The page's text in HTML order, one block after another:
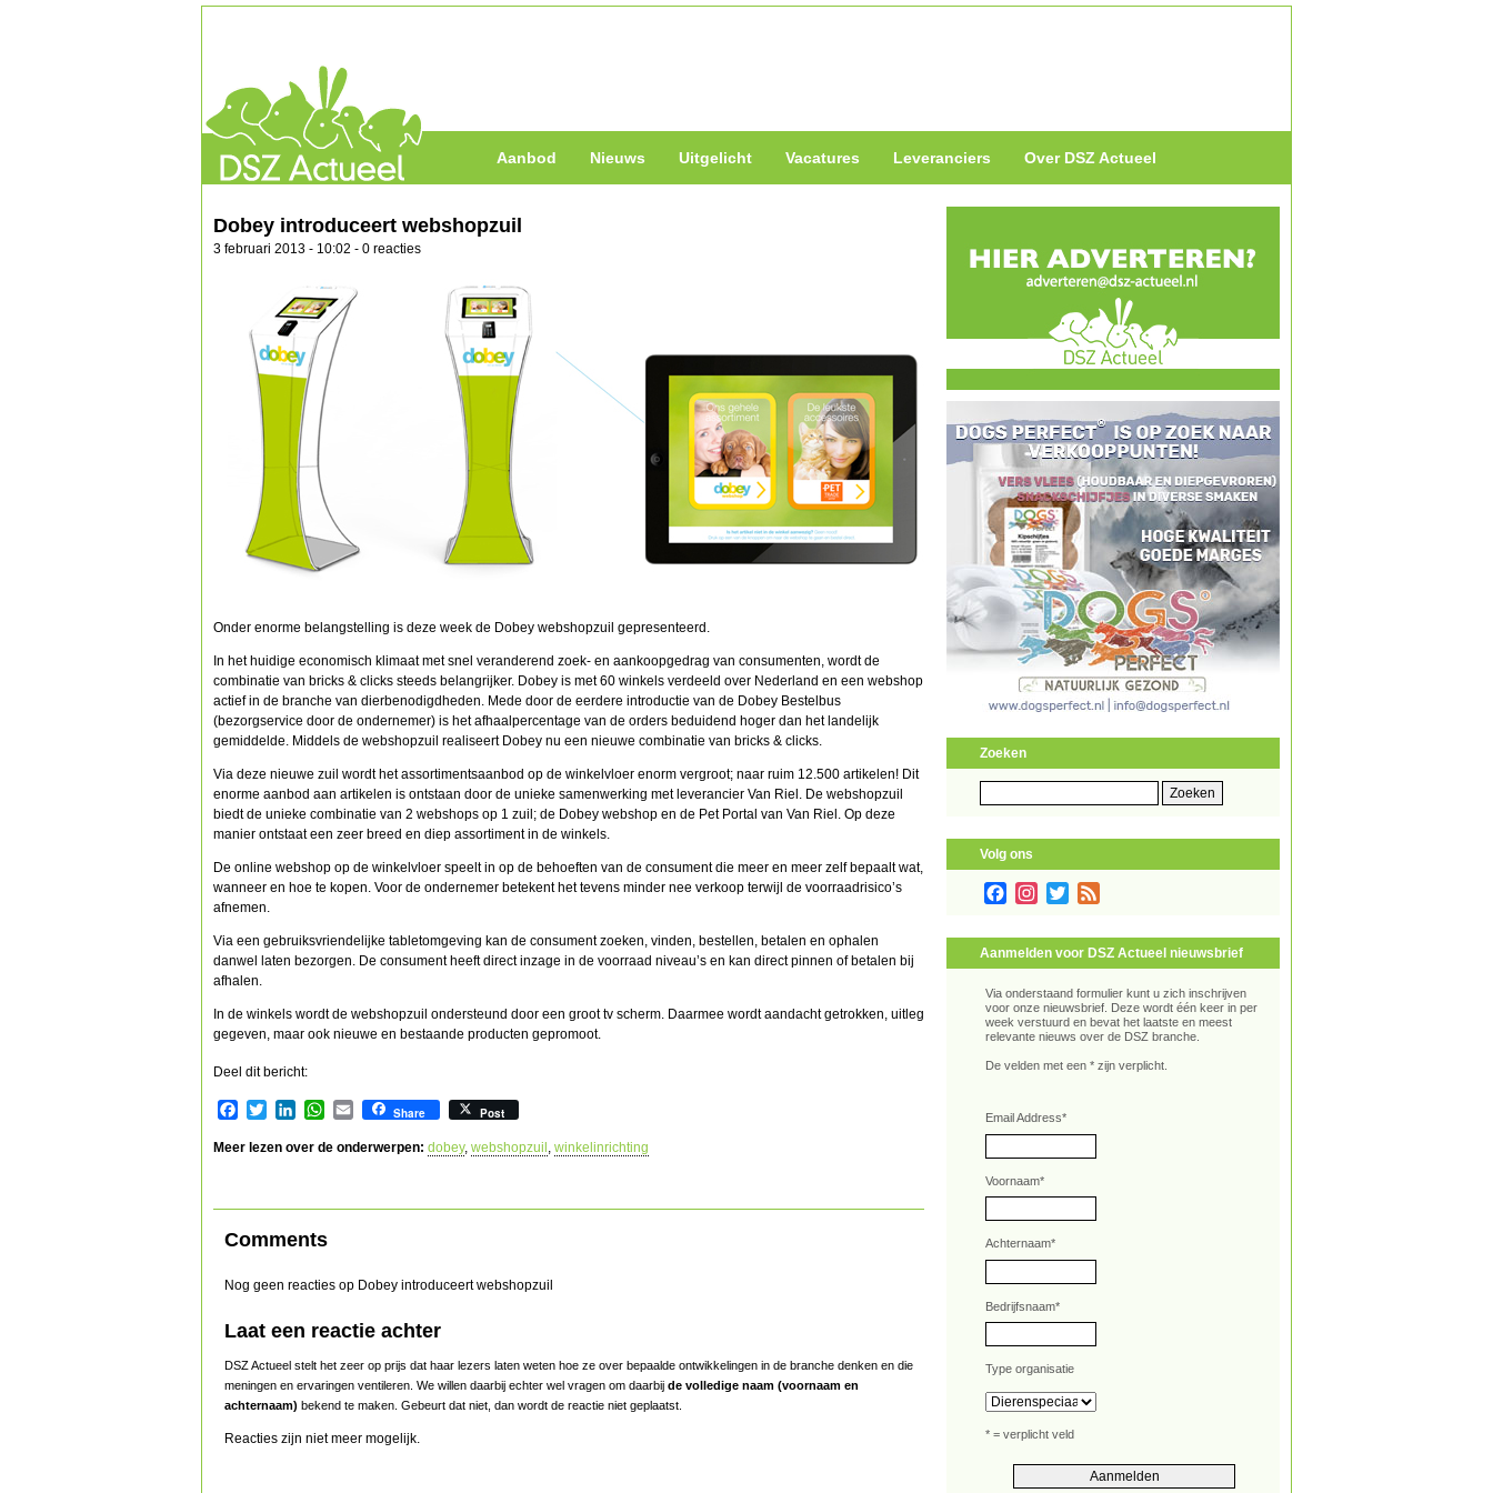
Aanbod Nieuws Uitgelicht Vacatures Leveranciers Over DSZ Actueel
Dobey introduceert webshopzuil
3 februari 2013 - 10:02 - 0 reacties
Onder enorme belangstelling is deze week de Dobey webshopzuil gepresenteerd.
In het huidige economisch klimaat met snel veranderend zoek- en aankoopgedrag van consumenten, wordt de
combinatie van bricks & clicks steeds belangrijker. Dobey is met 60 winkels verdeeld over Nederland en een webshop
actief in de branche van dierbenodigdheden. Mede door de eerdere introductie van de Dobey Bestelbus
(bezorgservice door de ondernemer) is het afhaalpercentage van de orders beduidend hoger dan het landelijk
gemiddelde. Middels de webshopzuil realiseert Dobey nu een nieuwe combinatie van bricks & clicks.
Via deze nieuwe zuil wordt het assortimentsaanbod op de winkelvloer enorm vergroot; naar ruim 12.500 artikelen! Dit
enorme aanbod aan artikelen is ontstaan door de unieke samenwerking met leverancier Van Riel. De webshopzuil
biedt de unieke combinatie van 2 webshops op 1 zuil; de Dobey webshop en de Pet Portal van Van Riel. Op deze
manier ontstaat een zeer breed en diep assortiment in de winkels.
De online webshop op de winkelvloer speelt in op de behoeften van de consument die meer en meer zelf bepaalt wat,
wanneer en hoe te kopen. Voor de ondernemer betekent het tevens minder nee verkoop terwijl de voorraadrisico’s
afnemen.
Via een gebruiksvriendelijke tabletomgeving kan de consument zoeken, vinden, bestellen, betalen en ophalen
danwel laten bezorgen. De consument heeft direct inzage in de voorraad niveau’s en kan direct pinnen of betalen bij
afhalen.
In de winkels wordt de webshopzuil ondersteund door een groot tv scherm. Daarmee wordt aandacht getrokken, uitleg
gegeven, maar ook nieuwe en bestaande producten gepromoot.
Deel dit bericht:
Facebook
TwitterLinkedInWhatsApp
EmailShare Post
Meer lezen over de onderwerpen: dobey, webshopzuil , winkelinrichting
Comments
Nog geen reacties op Dobey introduceert webshopzuil
Laat een reactie achter
DSZ Actueel stelt het zeer op prijs dat haar lezers laten weten hoe ze over bepaalde ontwikkelingen in de branche denken en die
meningen en ervaringen ventileren. We willen daarbij echter wel vragen om daarbij de volledige naam (voornaam en
achternaam) bekend te maken. Gebeurt dat niet, dan wordt de reactie niet geplaatst.
Reacties zijn niet meer mogelijk.
Zoeken
naar:
Volg ons
FacebookInstagram
Twitter
Aanmelden voor DSZ Actueel nieuwsbrief
Via onderstaand formulier kunt u zich inschrijven
voor onze nieuwsbrief. Deze wordt één keer in per
week verstuurd en bevat het laatste en meest
relevante nieuws over de DSZ branche.
De velden met een * zijn verplicht.
Email Address*
Voornaam*
Achternaam*
Bedrijfsnaam*
Type organisatie
* = verplicht veld